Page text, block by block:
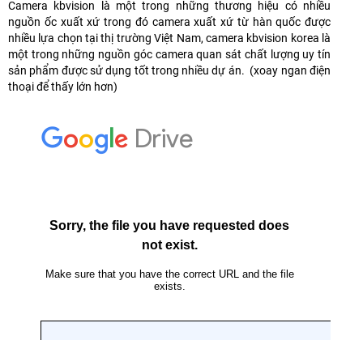
Camera kbvision là một trong những thương hiệu có nhiều
nguồn ốc xuất xứ trong đó camera xuất xứ từ hàn quốc được
nhiều lựa chọn tại thị trường Việt Nam, camera kbvision korea là
một trong những nguồn góc camera quan sát chất lượng uy tín
sản phẩm được sử dụng tốt trong nhiều dự án. (xoay ngan điện
thoại để thấy lớn hơn)